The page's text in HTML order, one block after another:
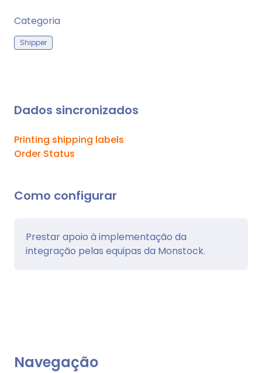
Categoria
Shipper
Dados sincronizados
Printing shipping labels
Order Status
Como configurar
Prestar apoio à implementação da
integração pelas equipas da Monstock.
Navegação